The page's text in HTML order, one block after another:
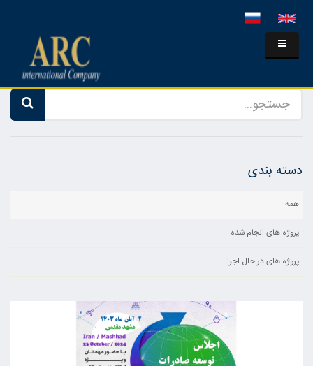
دسته بندی
همه
پروژه های انجام شده
پروژه های در حال اجرا